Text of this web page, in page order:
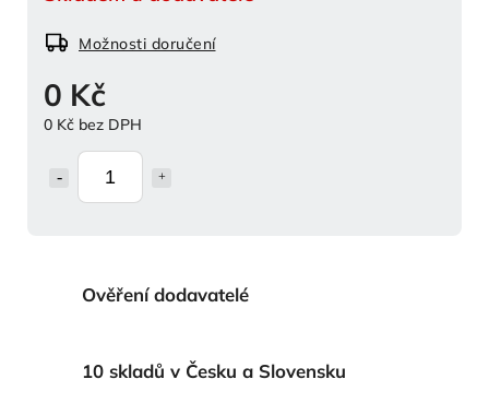
0 Kč
0 Kč bez DPH
Možnosti doručení
Ověření dodavatelé
10 skladů v Česku a Slovensku